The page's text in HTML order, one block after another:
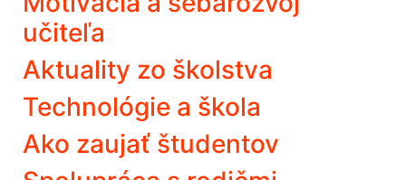
učiteľa
Aktuality zo školstva
Technológie a škola
Ako zaujať študentov